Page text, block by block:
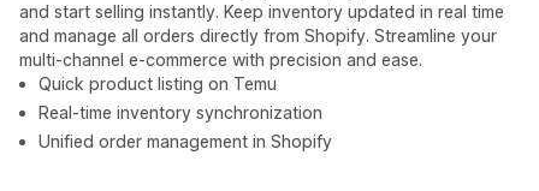
and start selling instantly. Keep inventory updated in real time
and manage all orders directly from Shopify. Streamline your
multi-channel e-commerce with precision and ease.
Quick product listing on Temu
Real-time inventory synchronization
Unified order management in Shopify